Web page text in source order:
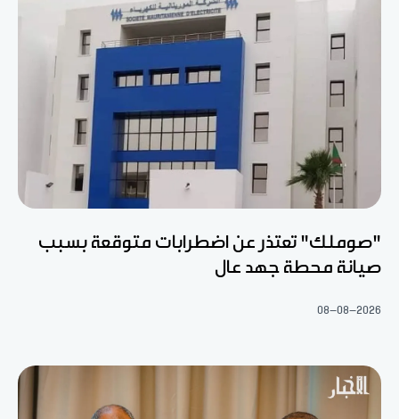
"صوملك" تعتذر عن اضطرابات متوقعة بسبب
صيانة محطة جهد عال
08-08-2026